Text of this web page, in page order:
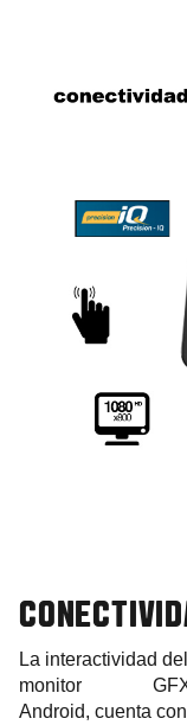
La interactividad
monitor GFX-
Android, cuenta